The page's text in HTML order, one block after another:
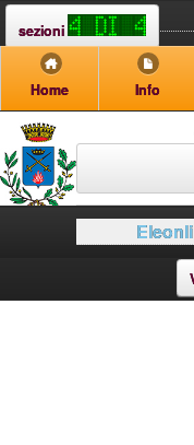
sezioni
Home Info